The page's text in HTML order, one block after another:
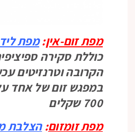
מפת זום-אין:מפת
כוללת סקירה
הקרובה וטרנזיטים
במפגש זום של אחד
700 שקלים
מפת זומזום:הצלבת